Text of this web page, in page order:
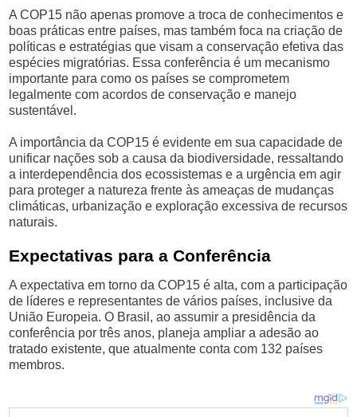
A COP15 não apenas promove a troca de conhecimentos e
boas práticas entre países, mas também foca na criação de
políticas e estratégias que visam a conservação efetiva das
espécies migratórias. Essa conferência é um mecanismo
importante para como os países se comprometem
legalmente com acordos de conservação e manejo
sustentável.
A importância da COP15 é evidente em sua capacidade de
unificar nações sob a causa da biodiversidade, ressaltando
a interdependência dos ecossistemas e a urgência em agir
para proteger a natureza frente às ameaças de mudanças
climáticas, urbanização e exploração excessiva de recursos
naturais.
Expectativas para a Conferência
A expectativa em torno da COP15 é alta, com a participação
de líderes e representantes de vários países, inclusive da
União Europeia. O Brasil, ao assumir a presidência da
conferência por três anos, planeja ampliar a adesão ao
tratado existente, que atualmente conta com 132 países
membros.